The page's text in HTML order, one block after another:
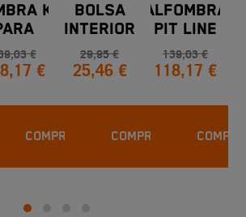
KTM
€
€
COMPRAR
BOLSA
INTERIOR
KTM PARA
MODELOS
OFF-ROAD,
29,95 €
25,46 €
COMPRAR
ALFOMBRA
PIT LINE
KTM
139,03 €
118,17 €